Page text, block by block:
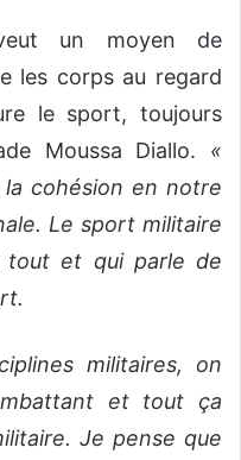
un moyen de
les corps au regard
le sport, toujours
Moussa Diallo. «
la cohésion en notre
Le sport militaire
tout et qui parle de
militaires, on
et tout ça
Je pense que